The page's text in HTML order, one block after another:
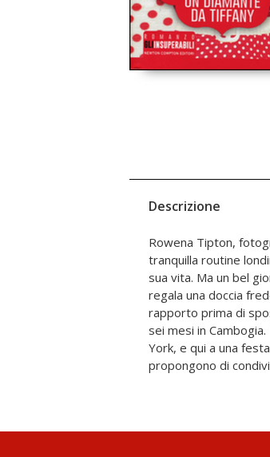
Descrizione
Rowena Tipton,
tranquilla routine
sua vita. Ma un bel
regala una doccia
rapporto prima di
sei mesi in
York, e qui a una
propongono di
dove durante l'estate
stupendo scenario
tessuta intorno. Ma
delle zone d'ombra e
impensabili che
sentimentale. Matt
ragazza? Sarà cambiato